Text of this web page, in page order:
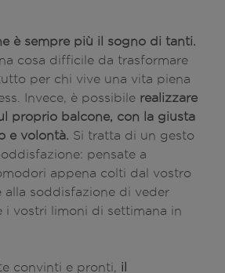
è sempre più il sogno di tanti.
cosa difficile da trasformare
per chi vive una vita piena
Invece, è possibile realizzare
proprio balcone, con la giusta
e volontà. Si tratta di un gesto
pensate a
appena colti dal vostro
alla soddisfazione di veder
i vostri limoni di settimana in
convinti e pronti, il